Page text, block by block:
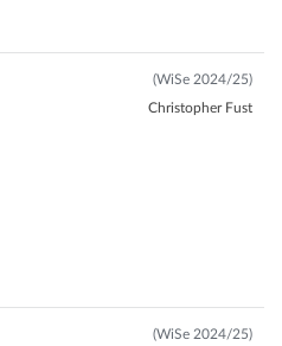
(WiSe 2024/25)
Christopher Fust
(WiSe 2024/25)